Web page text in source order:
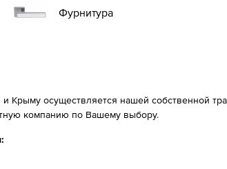
Фурнитура
Крыму осуществляется нашей собственной
компанию по Вашему выбору.